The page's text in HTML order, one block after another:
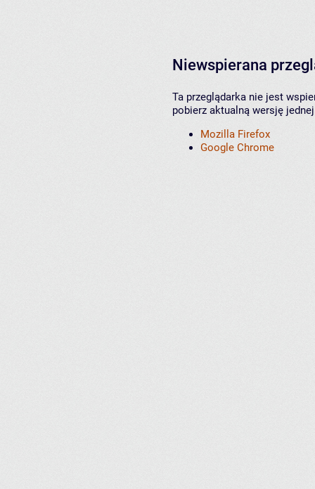
Niewspierana
Ta przeglądarka nie jest
pobierz aktualną wersję
Mozilla Firefox
Google Chrome